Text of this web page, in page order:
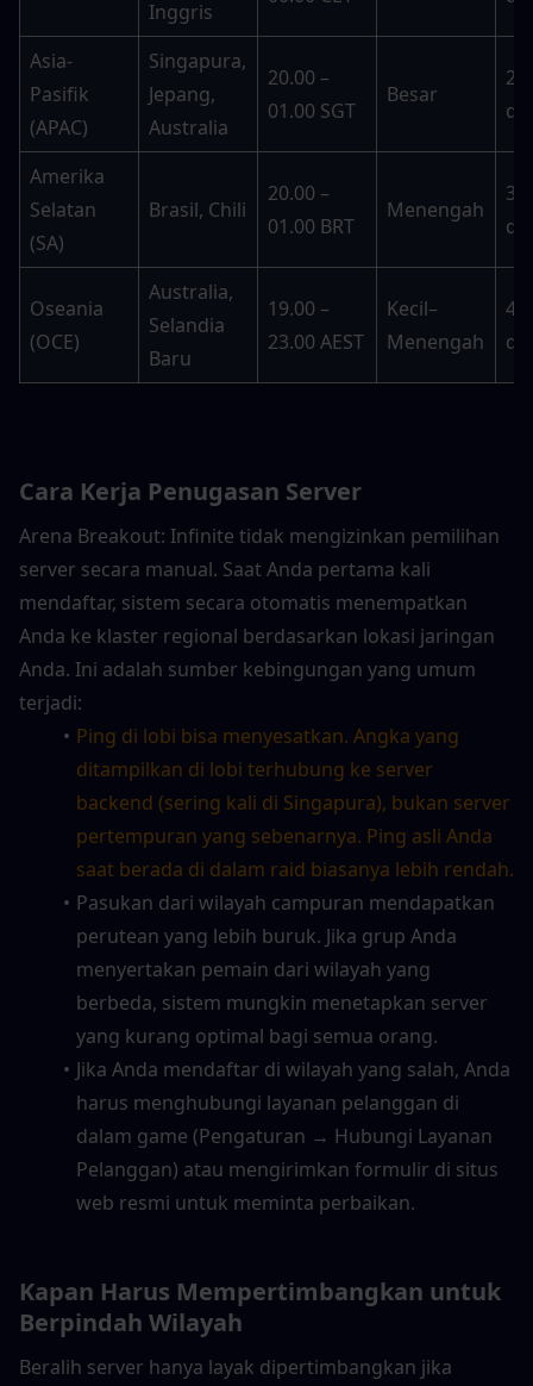
Inggris
Asia-
Pasifik
(APAC)
Singapura,
Jepang,
Australia
20.00 –
01.00 SGT
Besar
Amerika
Selatan
(SA)
Brasil, Chili
20.00 –
01.00 BRT
Menengah
Oseania
(OCE)
Australia,
Selandia
Baru
19.00 –
23.00 AEST
Kecil–
Menengah
Cara Kerja Penugasan Server
Arena Breakout: Infinite tidak mengizinkan pemilihan
server secara manual. Saat Anda pertama kali
mendaftar, sistem secara otomatis menempatkan
Anda ke klaster regional berdasarkan lokasi jaringan
Anda. Ini adalah sumber kebingungan yang umum
terjadi:
Ping di lobi bisa menyesatkan. Angka yang
ditampilkan di lobi terhubung ke server
backend (sering kali di Singapura), bukan server
pertempuran yang sebenarnya. Ping asli Anda
saat berada di dalam raid biasanya lebih rendah.
Pasukan dari wilayah campuran mendapatkan
perutean yang lebih buruk. Jika grup Anda
menyertakan pemain dari wilayah yang
berbeda, sistem mungkin menetapkan server
yang kurang optimal bagi semua orang.
Jika Anda mendaftar di wilayah yang salah, Anda
harus menghubungi layanan pelanggan di
dalam game (Pengaturan → Hubungi Layanan
Pelanggan) atau mengirimkan formulir di situs
web resmi untuk meminta perbaikan.
Kapan Harus Mempertimbangkan untuk
Berpindah Wilayah
Beralih server hanya layak dipertimbangkan jika